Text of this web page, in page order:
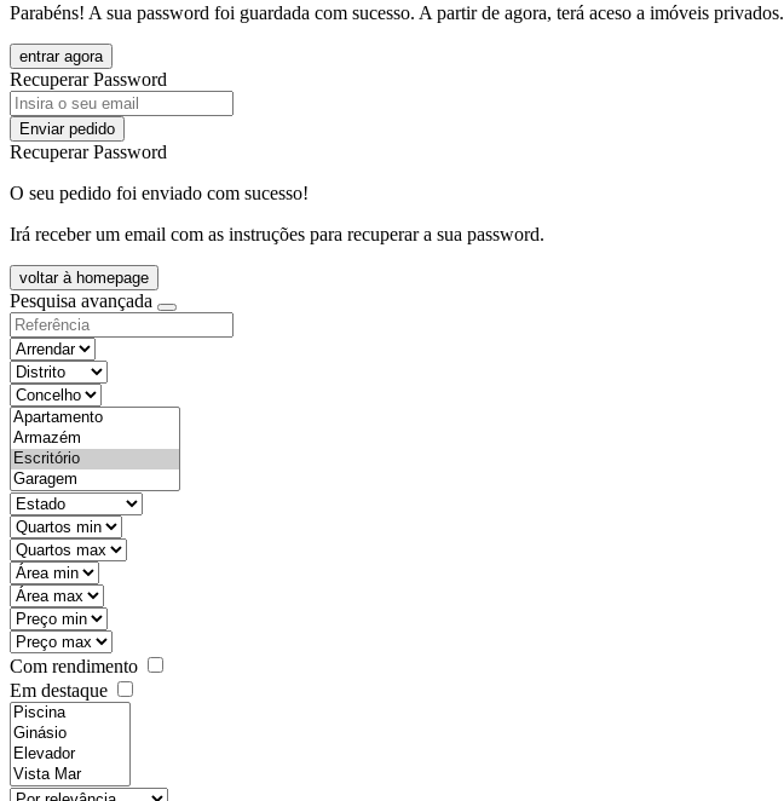
Parabéns! A sua password foi guardada com sucesso. A partir de agora, terá aceso a imóveis privados.
entrar agora
Recuperar Password
Enviar pedido
Recuperar Password
O seu pedido foi enviado com sucesso!
Irá receber um email com as instruções para recuperar a sua password.
voltar à homepage
Pesquisa avançada
objective
districtId
countyId
types
state
mintypo
maxtypo
minarea
maxarea
minprice
maxprice
Com rendimento
Em destaque
features